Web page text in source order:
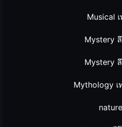
Musical
Mystery
Mystery
Mythology เ
nature